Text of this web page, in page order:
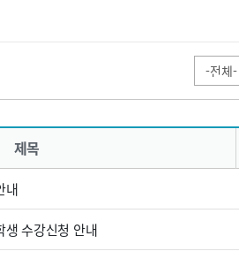
제목
내
생 수강신청 안내